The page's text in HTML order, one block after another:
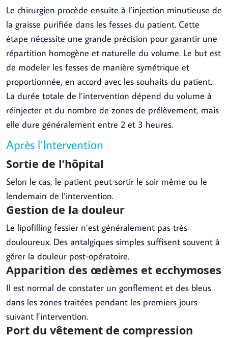
Le chirurgien procède ensuite à l’injection minutieuse de
la graisse purifiée dans les fesses du patient. Cette
étape nécessite une grande précision pour garantir une
répartition homogène et naturelle du volume. Le but est
de modeler les fesses de manière symétrique et
proportionnée, en accord avec les souhaits du patient.
La durée totale de l’intervention dépend du volume à
réinjecter et du nombre de zones de prélèvement, mais
elle dure généralement entre 2 et 3 heures.
Après l’Intervention
Sortie de l’hôpital
Selon le cas, le patient peut sortir le soir même ou le
lendemain de l’intervention.
Gestion de la douleur
Le lipofilling fessier n’est généralement pas très
douloureux. Des antalgiques simples suffisent souvent à
gérer la douleur post-opératoire.
Apparition des œdèmes et ecchymoses
Il est normal de constater un gonflement et des bleus
dans les zones traitées pendant les premiers jours
suivant l’intervention.
Port du vêtement de compression